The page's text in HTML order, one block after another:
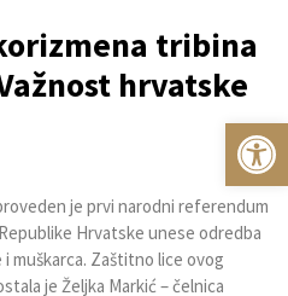
hrvatske
je prvi narodni referendum
Hrvatske unese odredba
muškarca. Zaštitno lice ovog
je Željka Markić – čelnica